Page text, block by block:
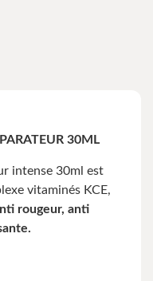
30ML
intense 30ml est
vitaminés KCE,
rougeur, anti